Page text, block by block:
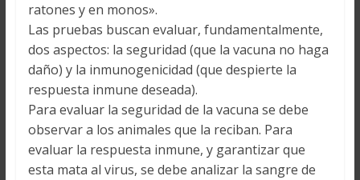
ratones y en monos».
Las pruebas buscan evaluar, fundamentalmente,
dos aspectos: la seguridad (que la vacuna no haga
daño) y la inmunogenicidad (que despierte la
respuesta inmune deseada).
Para evaluar la seguridad de la vacuna se debe
observar a los animales que la reciban. Para
evaluar la respuesta inmune, y garantizar que
esta mata al virus, se debe analizar la sangre de